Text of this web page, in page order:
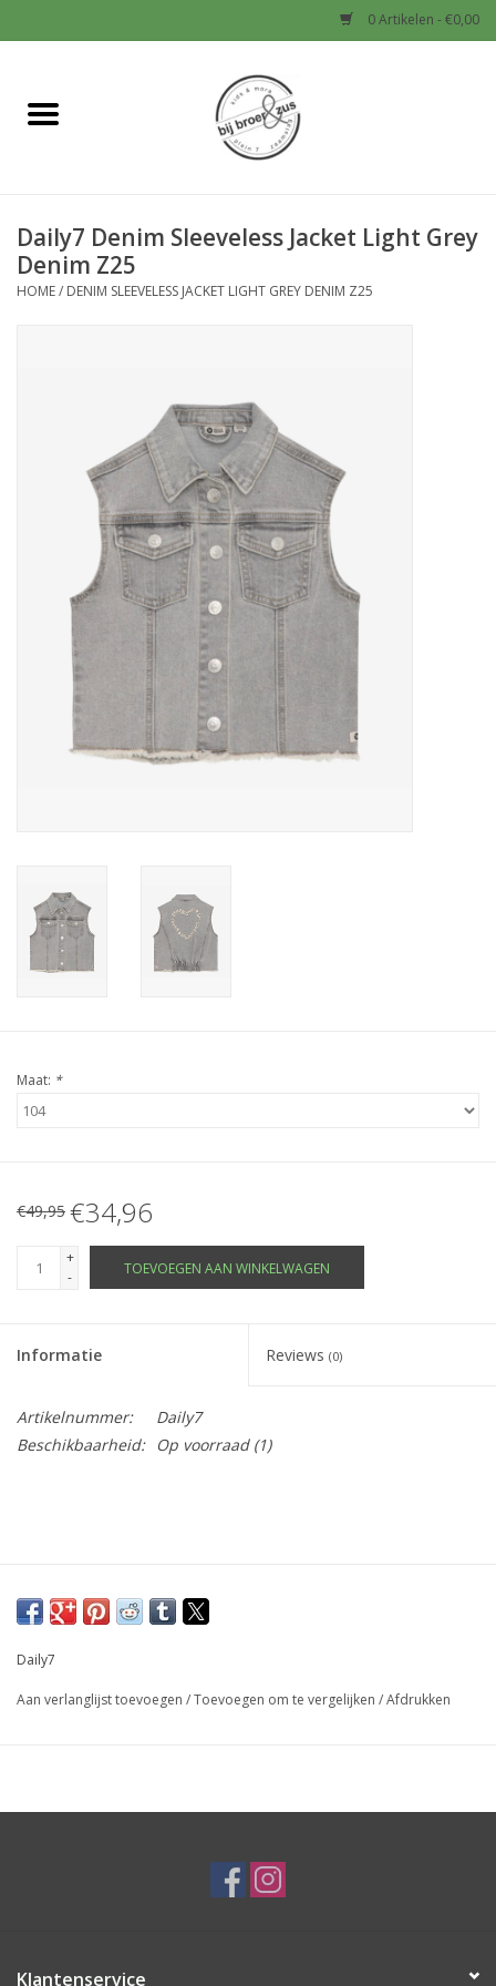
0 Artikelen - €0,00
Home
Baby
Jongens
Schoenen en Tassen
Cadeaubonnen
Daily7 Denim Sleeveless Jacket Light Grey
Denim Z25
HOME/ DENIM SLEEVELESS JACKET LIGHT GREY DENIM Z25
Maat: *
€49,95 €34,96
+
-
TOEVOEGEN AAN WINKELWAGEN
Informatie Reviews (0)
Artikelnummer:
Daily7
Beschikbaarheid:
Op voorraad(1)
Daily7
Aan verlanglijst toevoegen /Toevoegen om te vergelijken /Afdrukken
Klantenservice